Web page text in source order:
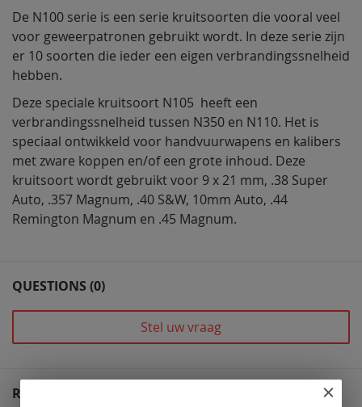
De N100 serie is een serie kruitsoorten die vooral veel
voor geweerpatronen gebruikt wordt. In deze serie zijn
er 10 soorten die ieder een eigen verbrandingssnelheid
hebben.
Deze speciale kruitsoort N105 heeft een
verbrandingssnelheid tussen N350 en N110. Het is
speciaal ontwikkeld voor handvuurwapens en kalibers
met zware koppen en/of een grote inhoud. Deze
kruitsoort wordt gebruikt voor 9 x 21 mm, .38 Super
Auto, .357 Magnum, .40 S&W, 10mm Auto, .44
Remington Magnum en .45 Magnum.
QUESTIONS (0)
Stel uw vraag
REVIEWS